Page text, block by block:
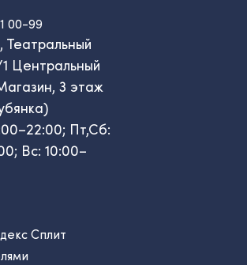
00-99
Театральный
Центральный
3 этаж
Пт,Сб:
Вс: 10:00–
Сплит